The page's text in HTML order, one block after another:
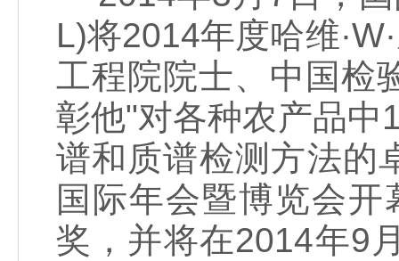
L)将2014年度哈维
工程院院士、中国检
彰他"对各种农产品中
谱和质谱检测方法的
国际年会暨博览会
奖，并将在2014年9